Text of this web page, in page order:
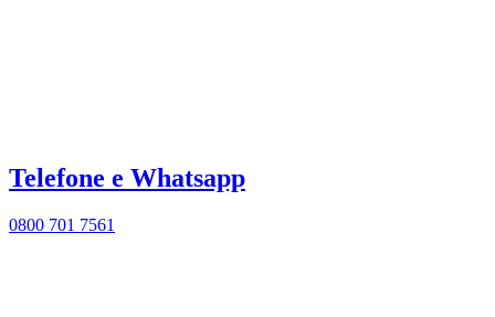
Telefone e Whatsapp
0800 701 7561